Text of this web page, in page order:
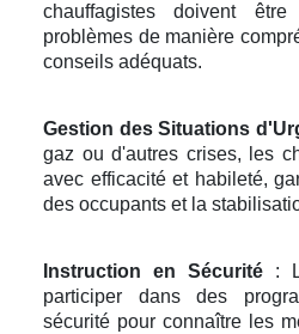
chauffagistes doivent
problèmes de manière
conseils adéquats.
Gestion des Situations
gaz ou d'autres crises, les
avec efficacité et habileté,
des occupants et la
Instruction en Sécurité :
participer dans des
sécurité pour connaître les